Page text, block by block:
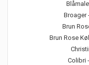
Broager
Brun
Brun Rose
Colibri